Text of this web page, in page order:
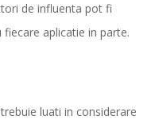
de influenta pot fi
aplicatie in parte.
luati in considerare